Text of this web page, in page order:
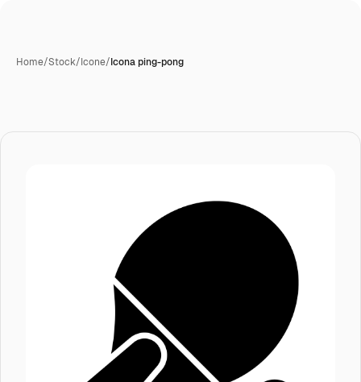
Home/Stock/Icone/Icona ping-pong